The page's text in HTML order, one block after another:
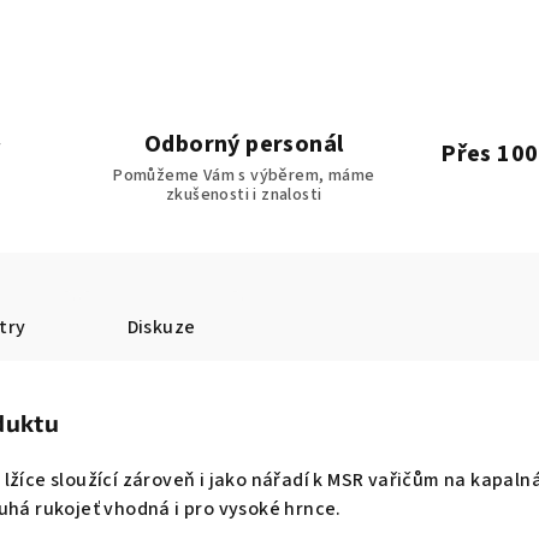
Odborný personál
Pomůžeme Vám s výběrem, máme
zkušenosti i znalosti
Přes
Diskuze
sloužící zároveň i jako nářadí k MSR vařičům na
rukojeť vhodná i pro vysoké hrnce.